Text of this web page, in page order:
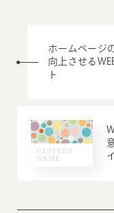
ホームページ
向上させる
ト